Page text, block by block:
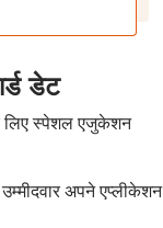
डेट
लिए स्पेशल एजुकेशन
अपने एप्लीकेशन